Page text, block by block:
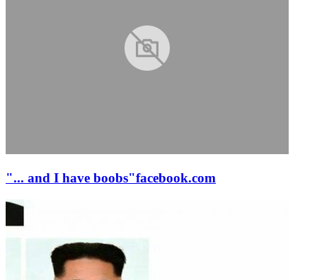
"... and I have boobs"facebook.com